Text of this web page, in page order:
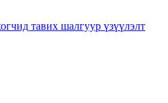
тавих шалгуур үзүүлэлт